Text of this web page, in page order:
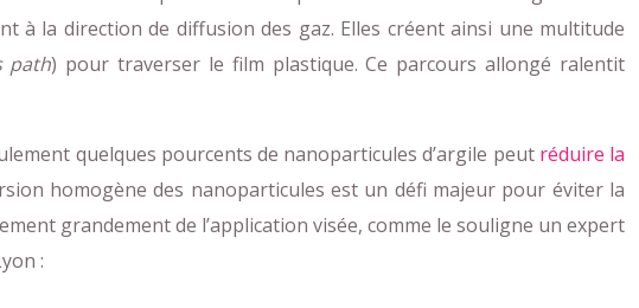
à la direction de diffusion des gaz. Elles créent ainsi une multitude
path) pour traverser le film plastique. Ce parcours allongé ralentit
quelques pourcents de nanoparticules d’argile peut réduire la
homogène des nanoparticules est un défi majeur pour éviter la
grandement de l’application visée, comme le souligne un expert
: